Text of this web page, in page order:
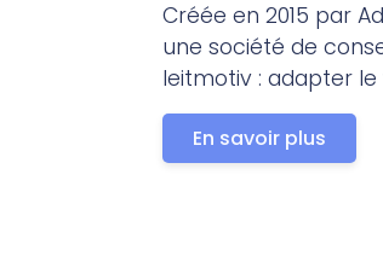
Créée en 2015 par
une société de
leitmotiv : adapter le
En savoir plus